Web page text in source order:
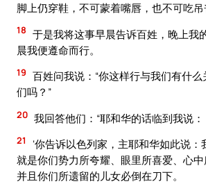
脚上仍穿鞋，不可蒙着嘴唇，也不可吃吊
18 于是我将这事早晨告诉百姓，晚上我
晨我便遵命而行。
19 百姓问我说：“你这样行与我们有什
们吗？”
20 我回答他们：“耶和华的话临到我说：
21
‘你告诉以色列家，主耶和华如此说：
就是你们势力所夸耀、眼里所喜爱、心中
并且你们所遗留的儿女必倒在刀下。